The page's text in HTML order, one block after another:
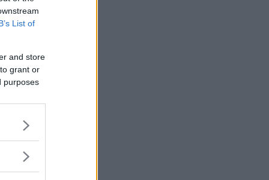
List of
and store
grant or
purposes